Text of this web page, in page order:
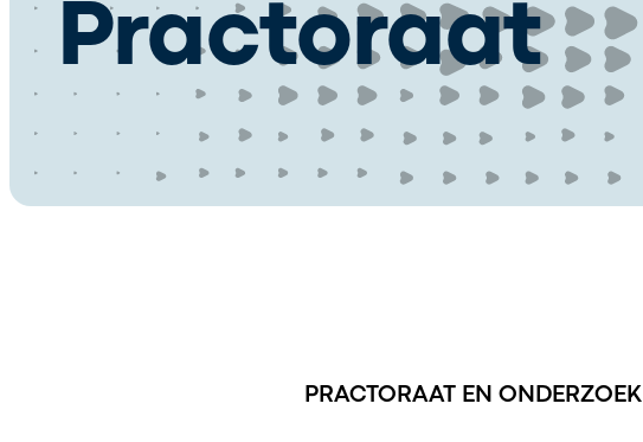
Practoraat
PRACTORAAT EN ONDERZOEK